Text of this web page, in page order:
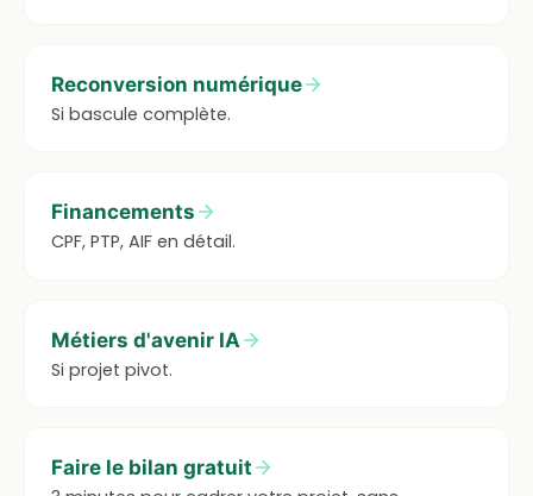
Reconversion numérique
Si bascule complète.
Financements
CPF, PTP, AIF en détail.
Métiers d'avenir IA
Si projet pivot.
Faire le bilan gratuit